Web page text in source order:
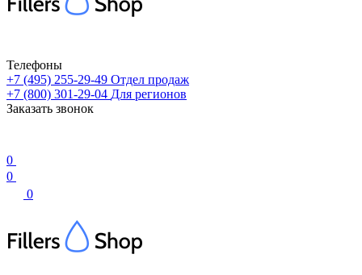
Телефоны
+7 (495) 255-29-49 Отдел продаж
+7 (800) 301-29-04 Для регионов
Заказать звонок
0
0
0